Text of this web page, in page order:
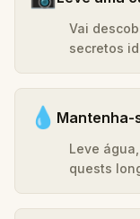
Vai
secretos
💧 Mantenha-
Leve
quests